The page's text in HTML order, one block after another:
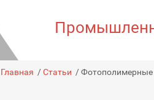
Главная /Статьи /Фотополимерные